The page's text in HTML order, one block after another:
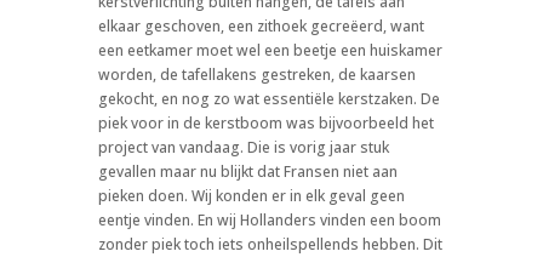
elkaar geschoven, een zithoek gecreëerd, want
een eetkamer moet wel een beetje een huiskamer
worden, de tafellakens gestreken, de kaarsen
gekocht, en nog zo wat essentiële kerstzaken. De
piek voor in de kerstboom was bijvoorbeeld het
project van vandaag. Die is vorig jaar stuk
gevallen maar nu blijkt dat Fransen niet aan
pieken doen. Wij konden er in elk geval geen
eentje vinden. En wij Hollanders vinden een boom
zonder piek toch iets onheilspellends hebben. Dit